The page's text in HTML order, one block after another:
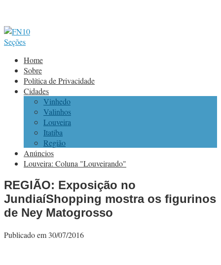
Seções
Home
Sobre
Política de Privacidade
Cidades
Vinhedo
Valinhos
Louveira
Itatiba
Região
Anúncios
Louveira: Coluna "Louveirando"
REGIÃO: Exposição no
JundiaíShopping mostra os figurinos
de Ney Matogrosso
Publicado em 30/07/2016